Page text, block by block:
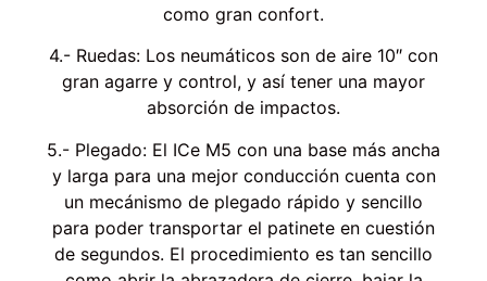
como gran confort.
4.- Ruedas: Los neumáticos son de aire 10″ con
gran agarre y control, y así tener una mayor
absorción de impactos.
5.- Plegado: El ICe M5 con una base más ancha
y larga para una mejor conducción cuenta con
un mecánismo de plegado rápido y sencillo
para poder transportar el patinete en cuestión
de segundos. El procedimiento es tan sencillo